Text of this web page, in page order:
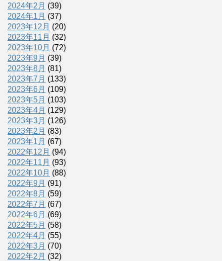
2024年2月 (39)
2024年1月 (37)
2023年12月 (20)
2023年11月 (32)
2023年10月 (72)
2023年9月 (39)
2023年8月 (81)
2023年7月 (133)
2023年6月 (109)
2023年5月 (103)
2023年4月 (129)
2023年3月 (126)
2023年2月 (83)
2023年1月 (67)
2022年12月 (94)
2022年11月 (93)
2022年10月 (88)
2022年9月 (91)
2022年8月 (59)
2022年7月 (67)
2022年6月 (69)
2022年5月 (58)
2022年4月 (55)
2022年3月 (70)
2022年2月 (32)